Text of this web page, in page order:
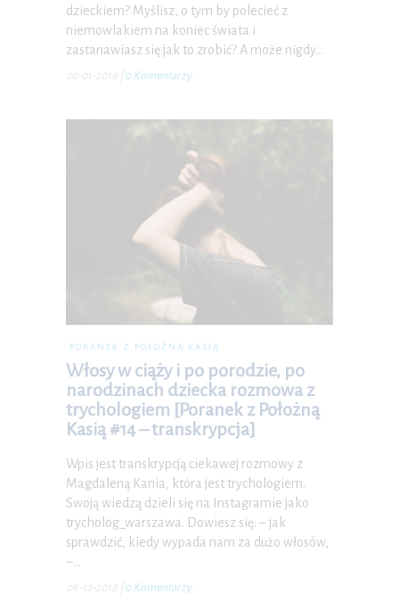
dzieckiem? Myślisz, o tym by polecieć z
niemowlakiem na koniec świata i
zastanawiasz się jak to zrobić? A może nigdy…
20-01-2019 0 Komentarzy
PORANEK Z POŁOŻNĄ KASIĄ
Włosy w ciąży i po porodzie, po
narodzinach dziecka rozmowa z
trychologiem [Poranek z Położną
Kasią #14 – transkrypcja]
Wpis jest transkrypcją ciekawej rozmowy z
Magdaleną Kania, która jest trychologiem.
Swoją wiedzą dzieli się na Instagramie jako
trycholog_warszawa. Dowiesz się: – jak
sprawdzić, kiedy wypada nam za dużo włosów,
–…
08-12-2018 0 Komentarzy